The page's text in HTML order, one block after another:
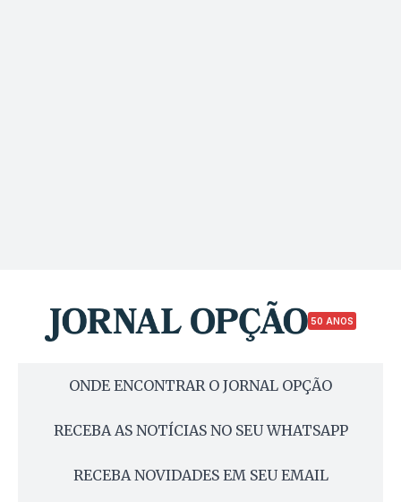
50 ANOS
ONDE ENCONTRAR O JORNAL OPÇÃO
RECEBA AS NOTÍCIAS NO SEU WHATSAPP
RECEBA NOVIDADES EM SEU EMAIL